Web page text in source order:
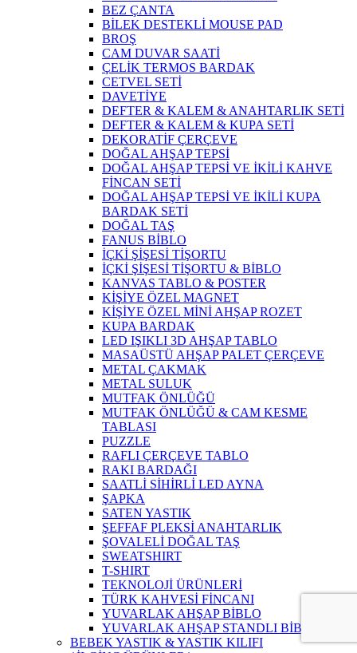
BEZ ÇANTA
BİLEK DESTEKLİ MOUSE PAD
BROŞ
CAM DUVAR SAATİ
ÇELİK TERMOS BARDAK
CETVEL SETİ
DAVETİYE
DEFTER & KALEM & ANAHTARLIK SETİ
DEFTER & KALEM & KUPA SETİ
DEKORATİF ÇERÇEVE
DOĞAL AHŞAP TEPSİ
DOĞAL AHŞAP TEPSİ VE İKİLİ KAHVE
FİNCAN SETİ
DOĞAL AHŞAP TEPSİ VE İKİLİ KUPA
BARDAK SETİ
DOĞAL TAŞ
FANUS BİBLO
İÇKİ ŞİŞESİ TİŞORTU
İÇKİ ŞİŞESİ TİŞORTU & BİBLO
KANVAS TABLO & POSTER
KİŞİYE ÖZEL MAGNET
KİŞİYE ÖZEL MİNİ AHŞAP ROZET
KUPA BARDAK
LED IŞIKLI 3D AHŞAP TABLO
MASAÜSTÜ AHŞAP PALET ÇERÇEVE
METAL ÇAKMAK
METAL SULUK
MUTFAK ÖNLÜĞÜ
MUTFAK ÖNLÜĞÜ & CAM KESME
TABLASI
PUZZLE
RAFLI ÇERÇEVE TABLO
RAKI BARDAĞI
SAATLİ SİHİRLİ LED AYNA
ŞAPKA
SATEN YASTIK
ŞEFFAF PLEKSİ ANAHTARLIK
ŞOVALELİ DOĞAL TAŞ
SWEATSHIRT
T-SHIRT
TEKNOLOJİ ÜRÜNLERİ
TÜRK KAHVESİ FİNCANI
YUVARLAK AHŞAP BİBLO
YUVARLAK AHŞAP STANDLI BİBLO
BEBEK YASTIK & YASTIK KILIFI